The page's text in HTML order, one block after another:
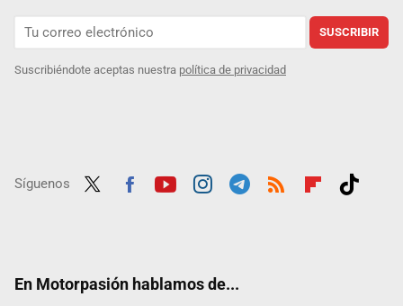
SUSCRIBIR
Suscribiéndote aceptas nuestra política de privacidad
Síguenos
En Motorpasión hablamos de...